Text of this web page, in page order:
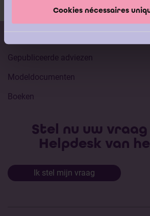
Cookies nécessaires
Gepubliceerde adviezen
Modeldocumenten
Boeken
Stel nu uw vraag
Helpdesk van
Ik stel mijn vraag